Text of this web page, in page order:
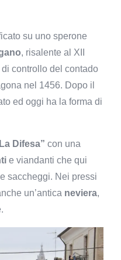
su uno sperone
, risalente al XII
controllo del contado
nel 1456. Dopo il
ed oggi ha la forma di
Difesa” con una
e viandanti che qui
saccheggi. Nei pressi
un’antica neviera,